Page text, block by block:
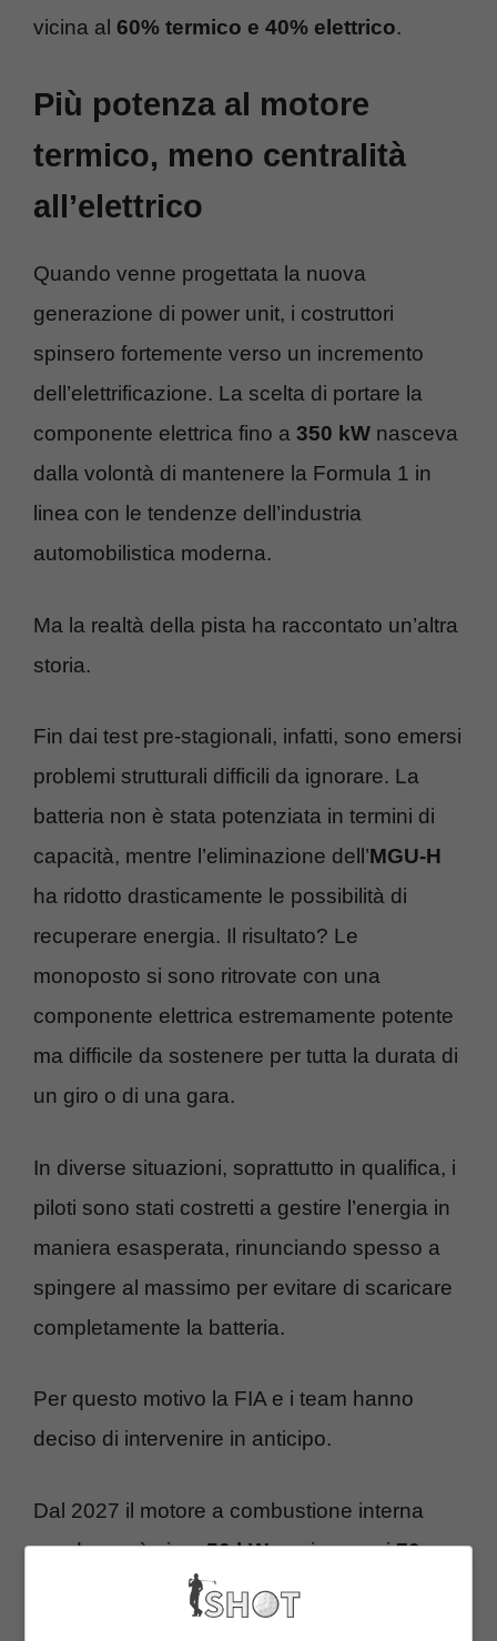
vicina al 60% termico e 40% elettrico.
Più potenza al motore
termico, meno centralità
all’elettrico
Quando venne progettata la nuova
generazione di power unit, i costruttori
spinsero fortemente verso un incremento
dell’elettrificazione. La scelta di portare la
componente elettrica fino a 350 kW nasceva
dalla volontà di mantenere la Formula 1 in
linea con le tendenze dell’industria
automobilistica moderna.
Ma la realtà della pista ha raccontato un’altra
storia.
Fin dai test pre-stagionali, infatti, sono emersi
problemi strutturali difficili da ignorare. La
batteria non è stata potenziata in termini di
capacità, mentre l’eliminazione dell’MGU-H
ha ridotto drasticamente le possibilità di
recuperare energia. Il risultato? Le
monoposto si sono ritrovate con una
componente elettrica estremamente potente
ma difficile da sostenere per tutta la durata di
un giro o di una gara.
In diverse situazioni, soprattutto in qualifica, i
piloti sono stati costretti a gestire l’energia in
maniera esasperata, rinunciando spesso a
spingere al massimo per evitare di scaricare
completamente la batteria.
Per questo motivo la FIA e i team hanno
deciso di intervenire in anticipo.
Dal 2027 il motore a combustione interna
guadagnerà circa50 kW, pari a quasi70
, grazie a un aumento del flusso di